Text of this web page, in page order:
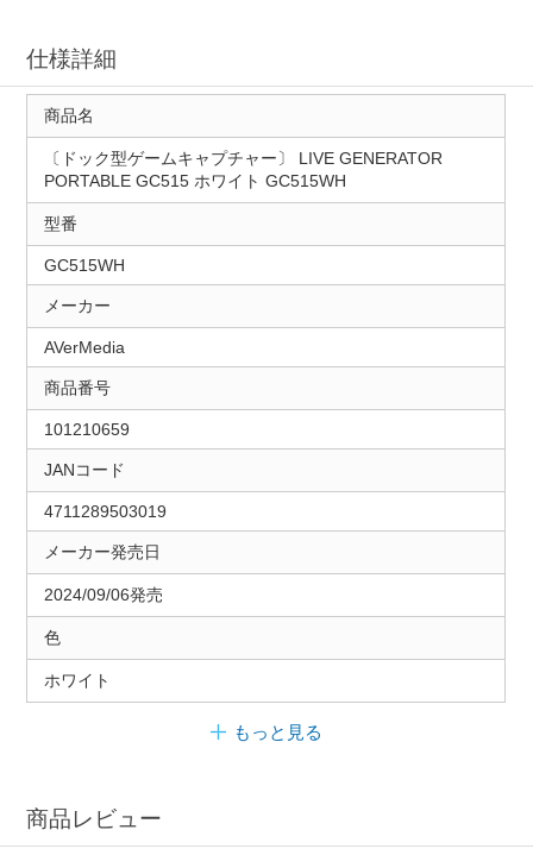
仕様詳細
商品名
〔ドック型ゲームキャプチャー〕 LIVE GENERATOR
PORTABLE GC515 ホワイト GC515WH
型番
GC515WH
メーカー
AVerMedia
商品番号
101210659
JANコード
4711289503019
メーカー発売日
2024/09/06発売
色
ホワイト
もっと見る
商品レビュー